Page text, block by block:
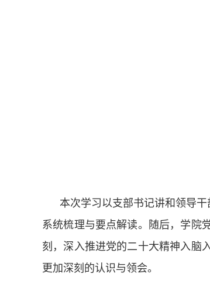
本次学习以支部书记讲和领导
系统梳理与要点解读。随后，学院
刻，深入推进党的二十大精神入脑
更加深刻的认识与领会。